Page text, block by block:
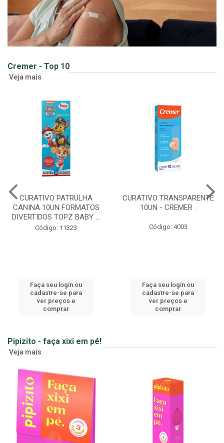
Cremer - Top 10
Veja mais
CURATIVO PATRULHA
CANINA 10UN FORMATOS
DIVERTIDOS TOPZ BABY ...
Faça seu login ou
cadastre-se para
ver preços e
CURATIVO TRANSPARENTE
Faça seu login ou
cadastre-se para
ver preços e
Pipizito - faça xixi em pé!
Veja mais